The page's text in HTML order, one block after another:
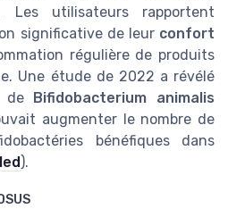
Les utilisateurs rapportent
significative de leur confort
régulière de produits
Une étude de 2022 a révélé
de Bifidobacterium animalis
augmenter le nombre de
bénéfiques dans
).